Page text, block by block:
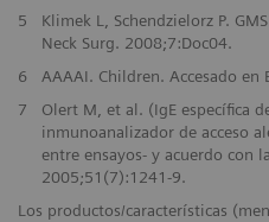
5
Klimek L, Schendzielorz P.
Neck Surg. 2008;7:Doc04.
6
AAAAI. Children. Accesado en
7
Olert M, et al. (IgE específica
inmunoanalizador de acceso
entre ensayos- y acuerdo con
2005;51(7):1241-9.
Los productos/características